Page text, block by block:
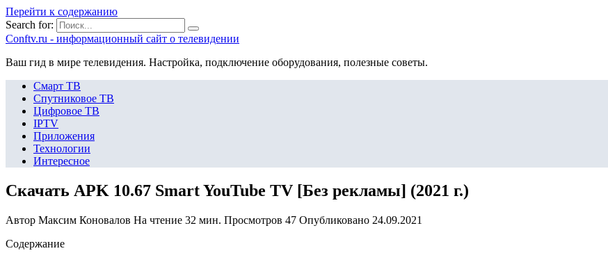
Перейти к содержанию
Search for:
Сonftv.ru - информационный сайт о телевидении
Ваш гид в мире телевидения. Настройка, подключение оборудования, полезные советы.
Смарт ТВ
Спутниковое ТВ
Цифровое ТВ
IPTV
Приложения
Технологии
Интересное
Скачать APK 10.67 Smart YouTube TV [Без рекламы] (2021 г.)
Автор Максим Коновалов На чтение 32 мин. Просмотров 47 Опубликовано 24.09.2021
Содержание